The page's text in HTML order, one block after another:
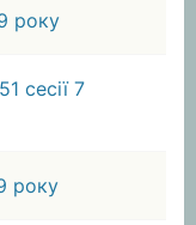
року
сесії 7
року